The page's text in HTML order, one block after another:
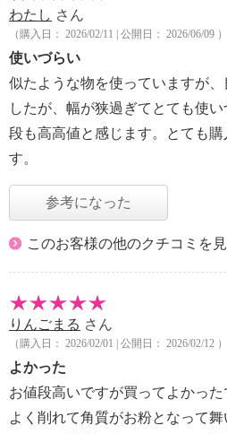
わたし さん
（購入日： 2026/02/11 | 公開日： 2026/06/09 ）
使いづらい
似たような物を使っていますが
したが、幅が狭過ぎてとても使
段も高高値と感じます。とても
す。
参考になった
このお客様の他のクチコミを
りんごまる さん
（購入日： 2026/02/01 | 公開日： 2026/02/12 ）
よかった
お値段高いですが買ってよかっ
よく削れて角質がお粉となって